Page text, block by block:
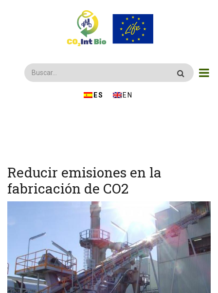
Buscar
ESPAÑOLENGLISH
Reducir emisiones en la
fabricación de CO2